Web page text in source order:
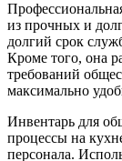
из прочных и
долгий срок
Кроме того, она
требований
максимально
Инвентарь для
процессы на
персонала.